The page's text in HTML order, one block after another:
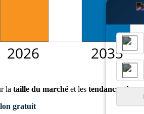
la taille du marché et les tendances de
gratuit